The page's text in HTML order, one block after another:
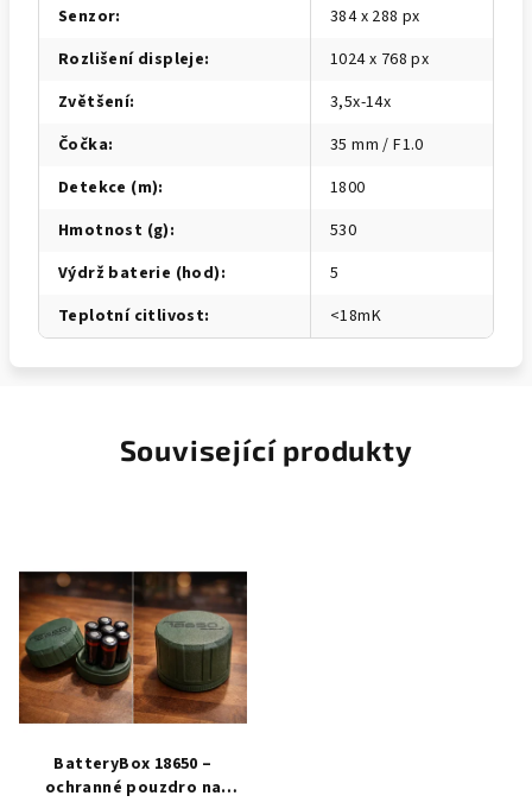
Senzor:
384 x 288 px
Rozlišení displeje:
1024 x 768 px
Zvětšení:
3,5x-14x
Čočka:
35 mm / F1.0
Detekce (m):
1800
Hmotnost (g):
530
Výdrž baterie (hod):
5
Teplotní citlivost: <18mK
Související produkty
BatteryBox 18650 –
ochranné pouzdro na